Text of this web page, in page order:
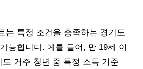
는 특정 조건을 충족하는 경기도
능합니다. 예를 들어, 만 19세 이
도 거주 청년 중 특정 소득 기준